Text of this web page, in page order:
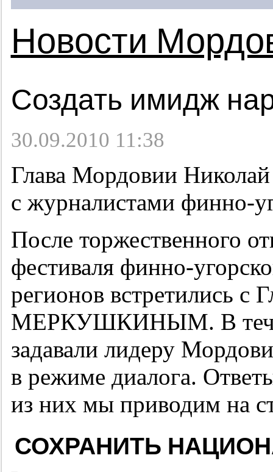
Новости
Создать имидж
30.09.2010 11:38
Глава Мордовии
с журналистами финно-
После торжественного
фестиваля финно-
регионов встретились с
МЕРКУШКИНЫМ. В
задавали лидеру
в режиме диалога.
из них мы приводим на
СОХРАНИТЬ